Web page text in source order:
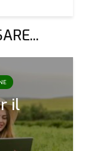
il